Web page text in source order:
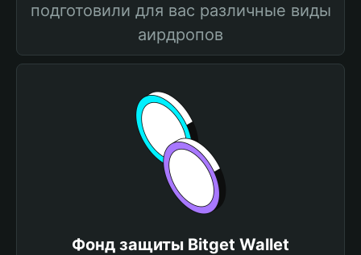
подготовили для вас различные виды
аирдропов
Фонд защиты Bitget Wallet